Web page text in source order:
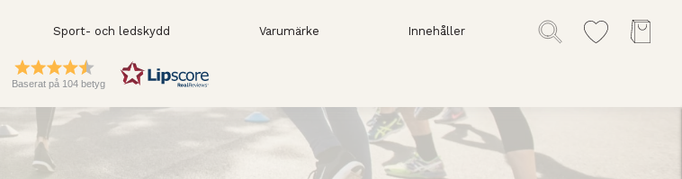
Sport- och ledskydd Varumärke Innehåller
Baserat på 104 betyg